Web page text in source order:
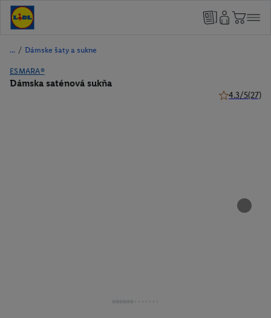
/ Dámske šaty a sukne
ESMARA®
Dámska saténová sukňa
4.3/5(27)